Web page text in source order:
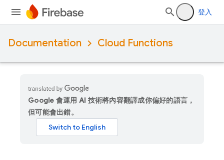
登入
Documentation Cloud Functions
Google 會運用 AI 技術將內容翻譯成你偏好的語言，
但可能會出錯。